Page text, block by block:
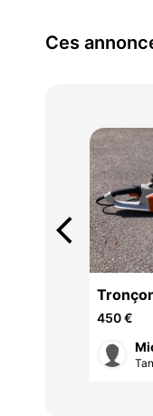
Ces
450 €
arrow_back_ios